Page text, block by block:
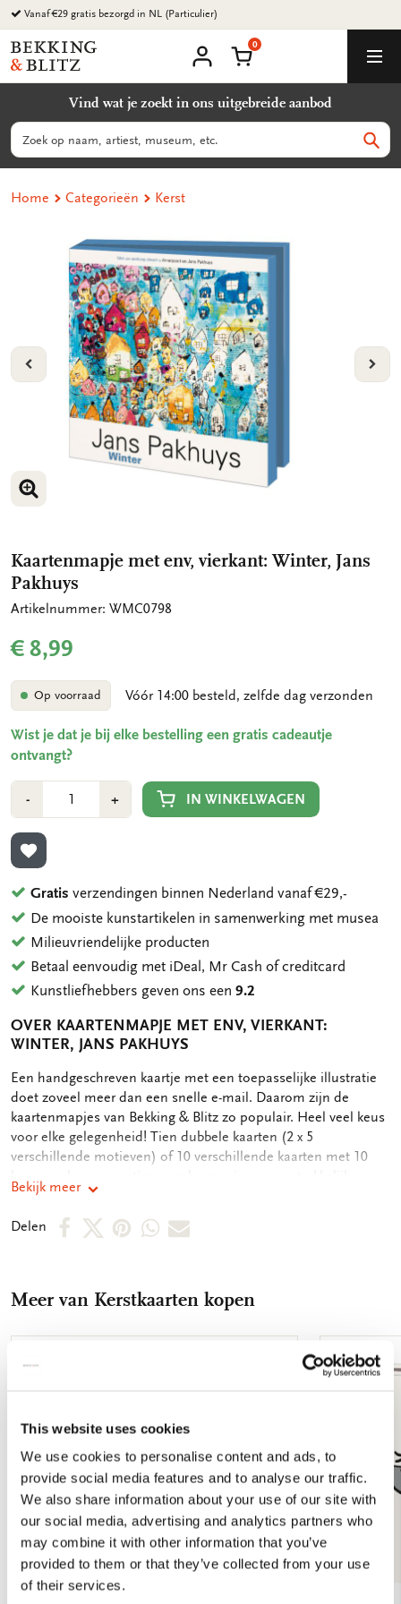
This website uses cookies
We use cookies to personalise content and ads, to
provide social media features and to analyse our traffic.
We also share information about your use of our site with
our social media, advertising and analytics partners who
may combine it with other information that you’ve
provided to them or that they’ve collected from your use
of their services.
Ga
naar
content
Vanaf €29 gratis bezorgd in NL (Particulier)
Bekking
&
B.V.
account
Winkelmand
0
Vind wat je zoekt in ons uitgebreide aanbod
Zoeken
Home Categorieën Kerst
VORIGE
VERGROOT AFBEELDING
VERGROOT AFBEELDING
Kaartenmapje met env, vierkant: Winter, Jans
Pakhuys
Artikelnummer: WMC0798
€ 8,99
Op voorraad Vóór 14:00 besteld, zelfde dag verzonden
Wist je dat je bij elke bestelling een gratis cadeautje
ontvangt?
-Min
1
+Plus
1
IN WINKELWAGEN
TOEVOEGEN AAN VERLANGLIJST
Gratis verzendingen binnen Nederland vanaf €29,-
De mooiste kunstartikelen in samenwerking met musea
Milieuvriendelijke producten
Betaal eenvoudig met iDeal, Mr Cash of creditcard
Kunstliefhebbers geven ons een9.2
OVER KAARTENMAPJE MET ENV, VIERKANT:
WINTER, JANS PAKHUYS
OMSCHRIJVING
Een handgeschreven kaartje met een toepasselijke illustratie
doet zoveel meer dan een snelle e-mail. Daarom zijn de
kaartenmapjes van Bekking & Blitz zo populair. Heel veel keus
voor elke gelegenheid! Tien dubbele kaarten (2 x 5
verschillende motieven) of 10 verschillende kaarten met 10
kaartenmapje. Op de achterkant van het mapje staan de
verschillende motieven afgebeeld. Zo vindt u snel de kaart die
u nodig heeft. De binnenkant van de dubbele kaarten zijn
5 motieven 240 grms off white papier Totale gewicht 152 gram
Bekijk meer
Delen
DeelDeelDeelDeelDeel
mail
Meer van Kerstkaarten kopen
Toevoegen